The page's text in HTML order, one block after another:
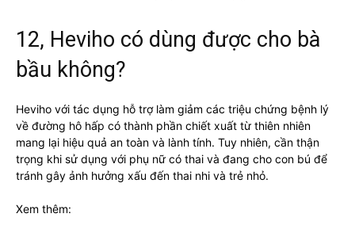
12, Heviho có dùng được cho bà
bầu không?
Heviho với tác dụng hỗ trợ làm giảm các triệu chứng bệnh lý
về đường hô hấp có thành phần chiết xuất từ thiên nhiên
mang lại hiệu quả an toàn và lành tính. Tuy nhiên, cần thận
trọng khi sử dụng với phụ nữ có thai và đang cho con bú để
tránh gây ảnh hưởng xấu đến thai nhi và trẻ nhỏ.
Xem thêm: